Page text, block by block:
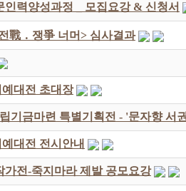
인력양성과정 _ 모집요강 & 신청서
戰 ․ 쟁爭 너머> 심사결과
대전 초대장
기금마련 특별기획전 - '문자향 서
대전 전시안내
가전-죽지마라 제발 공모요강